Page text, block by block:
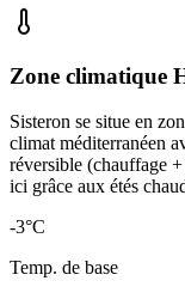
Zone climatique
Sisteron se situe en
climat méditerranéen
réversible (chauffage
ici grâce aux étés
-3°C
Temp. de base